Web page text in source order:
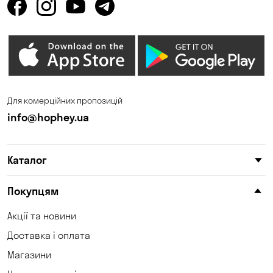
Для комерційних пропозицій
info@hophey.ua
Каталог
Покупцям
Акції та новини
Доставка і оплата
Магазини